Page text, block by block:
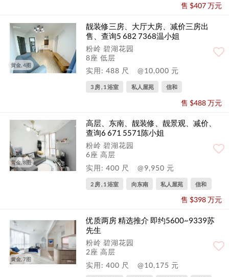
售 $407 万元
黄金, 4图
靓装修三房、大厅大房、减价三房出
售、查询5 682 7368温小姐
粉岭 碧湖花园
8座 低层
实用: 488 尺
@10,000 元
3 房 , 1 浴室 私人屋苑 信和
售 $488 万元
黄金, 8图
高层、东南、靓装修、靓景观、减价、
查询6 671 5571陈小姐
粉岭 碧湖花园
6座 高层
实用: 400 尺
@9,950 元
2 房 , 1 浴室 向东南 私人屋苑 信和
售 $398 万元
黄金, 7图
优质两房 精选推介 即约5600~9339苏
先生
粉岭 碧湖花园
2座 高层
实用: 400 尺
@10,175 元